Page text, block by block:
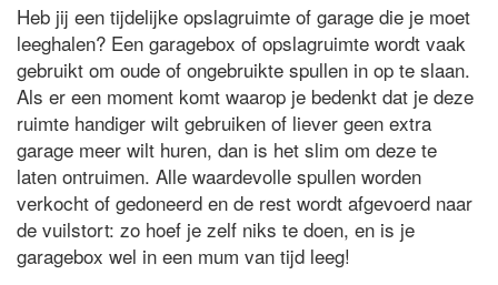
Heb jij een tijdelijke opslagruimte of garage die je moet
leeghalen? Een garagebox of opslagruimte wordt vaak
gebruikt om oude of ongebruikte spullen in op te slaan.
Als er een moment komt waarop je bedenkt dat je deze
ruimte handiger wilt gebruiken of liever geen extra
garage meer wilt huren, dan is het slim om deze te
laten ontruimen. Alle waardevolle spullen worden
verkocht of gedoneerd en de rest wordt afgevoerd naar
de vuilstort: zo hoef je zelf niks te doen, en is je
garagebox wel in een mum van tijd leeg!